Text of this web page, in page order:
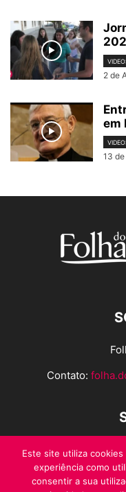
2 de
em
13
Contato:
Este site utiliza
experiência como
consentir a sua